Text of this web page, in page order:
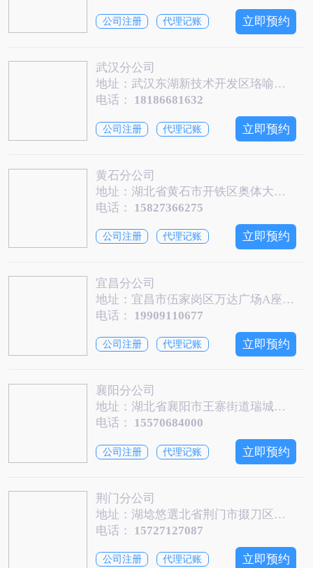
公司注册 代理记账 立即预约
武汉分公司
地址：武汉东湖新技术开发区珞喻路沿街商铺490-518号光谷世界城B地块1栋1单元11层16、17室
电话： 18186681632
公司注册 代理记账 立即预约
黄石分公司
地址：湖北省黄石市开铁区奥体大道创业中心产业孵化中心3楼3024—1
电话： 15827366275
公司注册 代理记账 立即预约
宜昌分公司
地址：宜昌市伍家岗区万达广场A座2620
电话： 19909110677
公司注册 代理记账 立即预约
襄阳分公司
地址：湖北省襄阳市王寨街道瑞城国际写字楼1909
电话： 15570684000
公司注册 代理记账 立即预约
荆门分公司
地址：湖埝悠選北省荆门市掇刀区掇刀石街道培公社区白云大道东侧星球世界城2幢8028-8029号
电话： 15727127087
公司注册 代理记账 立即预约